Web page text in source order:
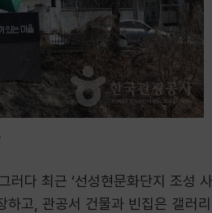
다 최근 ‘선성현문화단지 조성 사
고, 관공서 건물과 빈집은 갤러리